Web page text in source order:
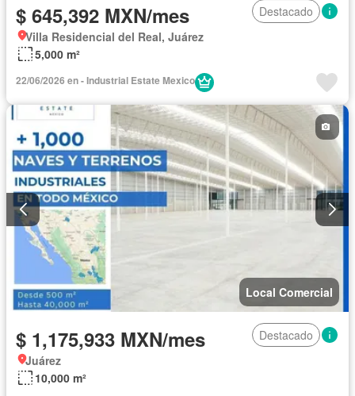
$ 645,392 MXN/mes
Destacado
Villa Residencial del Real, Juárez
5,000 m²
22/06/2026 en - Industrial Estate Mexico
Local Comercial
$ 1,175,933 MXN/mes
Destacado
Juárez
10,000 m²